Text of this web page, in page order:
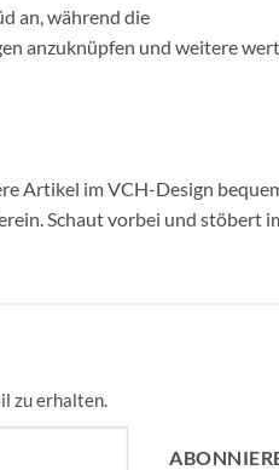
an, während die
anzuknüpfen und weitere
Artikel im VCH-Design
Schaut vorbei und stöbert
zu erhalten.